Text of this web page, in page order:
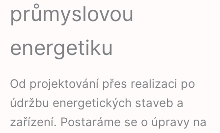
průmyslovou
energetiku
Od projektování přes realizaci po
údržbu energetických staveb a
zařízení. Postaráme se o úpravy na